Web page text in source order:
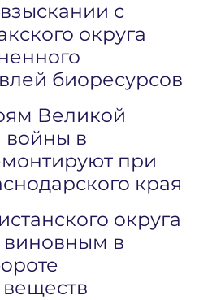
с
округа
биоресурсов
Великой
войны в
при
края
округа
виновным в